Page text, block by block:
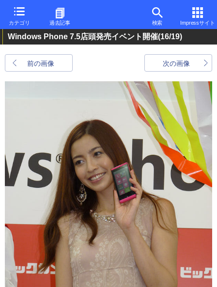
カテゴリ 過去記事 検索 Impressサイト
Windows Phone 7.5店頭発売イベント開催(16/19)
前の画像 次の画像